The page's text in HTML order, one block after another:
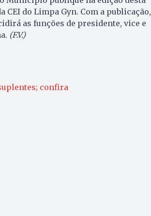
CEI do Limpa Gyn. Com a publicação,
as funções de presidente, vice e
(F.V.)
confira